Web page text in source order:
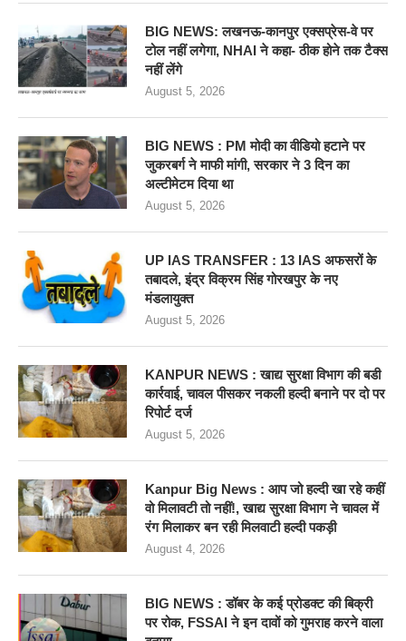
BIG NEWS: लखनऊ-कानपुर एक्सप्रेस-वे पर
टोल नहीं लगेगा, NHAI ने कहा- ठीक होने तक टैक्स
नहीं लेंगे
August 5, 2026
BIG NEWS : PM मोदी का वीडियो हटाने पर
जुकरबर्ग ने माफी मांगी, सरकार ने 3 दिन का
अल्टीमेटम दिया था
August 5, 2026
UP IAS TRANSFER : 13 IAS अफसरों के
तबादले, इंद्र विक्रम सिंह गोरखपुर के नए
मंडलायुक्त
August 5, 2026
KANPUR NEWS : खाद्य सुरक्षा विभाग की बडी
कार्रवाई, चावल पीसकर नकली हल्दी बनाने पर दो पर
रिपोर्ट दर्ज
August 5, 2026
Kanpur Big News : आप जो हल्दी खा रहे कहीं
वो मिलावटी तो नहीं!, खाद्य सुरक्षा विभाग ने चावल में
रंग मिलाकर बन रही मिलवाटी हल्दी पकड़ी
August 4, 2026
BIG NEWS : डॉबर के कई प्रोडक्ट की बिक्री
पर रोक, FSSAI ने इन दावों को गुमराह करने वाला